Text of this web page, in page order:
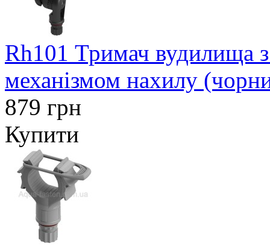
Rh101 Тримач вудилища
механізмом нахилу
879 грн
Купити